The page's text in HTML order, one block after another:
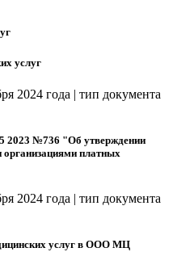
услуг
2024 года | тип документа
2023 №736 "Об утверждении
организациями платных
2024 года | тип документа
услуг в ООО МЦ